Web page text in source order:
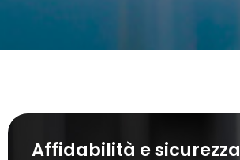
Affidabilità e sicurezza